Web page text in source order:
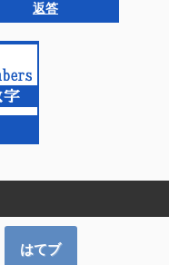
返答
はてブ